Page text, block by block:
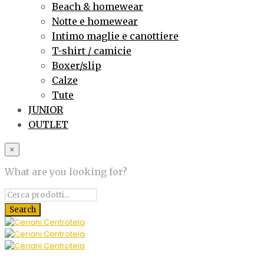
Beach & homewear
Notte e homewear
Intimo maglie e canottiere
T-shirt / camicie
Boxer/slip
Calze
Tute
JUNIOR
OUTLET
×
What are you looking for?